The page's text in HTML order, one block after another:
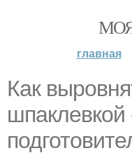
главная
Как
шпаклевкой